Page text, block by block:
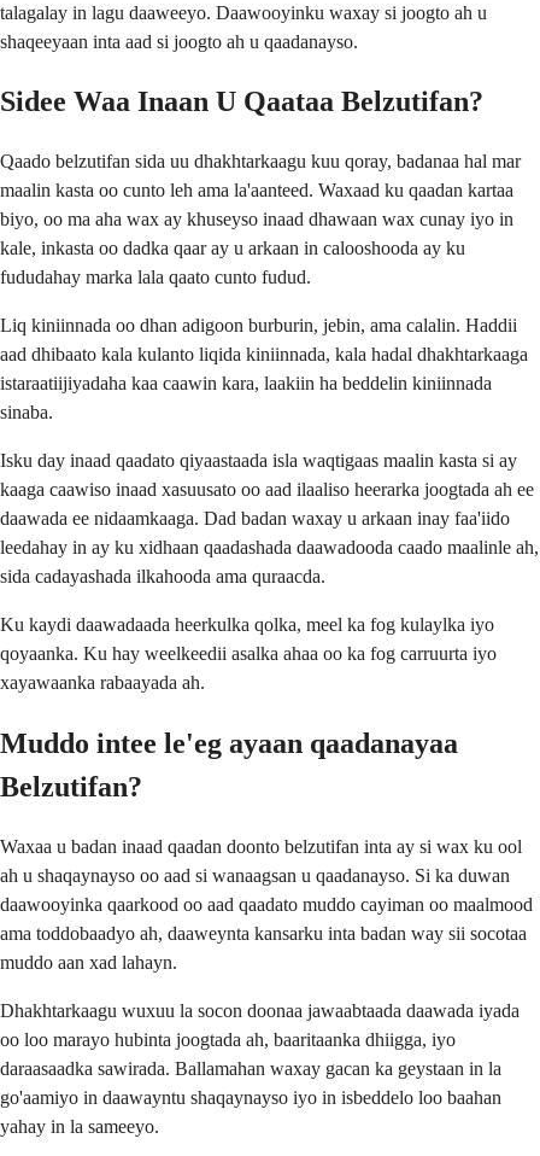
talagalay in lagu daaweeyo. Daawooyinku waxay si joogto ah u
shaqeeyaan inta aad si joogto ah u qaadanayso.
Sidee Waa Inaan U Qaataa Belzutifan?
Qaado belzutifan sida uu dhakhtarkaagu kuu qoray, badanaa hal mar
maalin kasta oo cunto leh ama la'aanteed. Waxaad ku qaadan kartaa
biyo, oo ma aha wax ay khuseyso inaad dhawaan wax cunay iyo in
kale, inkasta oo dadka qaar ay u arkaan in calooshooda ay ku
fududahay marka lala qaato cunto fudud.
Liq kiniinnada oo dhan adigoon burburin, jebin, ama calalin. Haddii
aad dhibaato kala kulanto liqida kiniinnada, kala hadal dhakhtarkaaga
istaraatiijiyadaha kaa caawin kara, laakiin ha beddelin kiniinnada
sinaba.
Isku day inaad qaadato qiyaastaada isla waqtigaas maalin kasta si ay
kaaga caawiso inaad xasuusato oo aad ilaaliso heerarka joogtada ah ee
daawada ee nidaamkaaga. Dad badan waxay u arkaan inay faa'iido
leedahay in ay ku xidhaan qaadashada daawadooda caado maalinle ah,
sida cadayashada ilkahooda ama quraacda.
Ku kaydi daawadaada heerkulka qolka, meel ka fog kulaylka iyo
qoyaanka. Ku hay weelkeedii asalka ahaa oo ka fog carruurta iyo
xayawaanka rabaayada ah.
Muddo intee le'eg ayaan qaadanayaa
Belzutifan?
Waxaa u badan inaad qaadan doonto belzutifan inta ay si wax ku ool
ah u shaqaynayso oo aad si wanaagsan u qaadanayso. Si ka duwan
daawooyinka qaarkood oo aad qaadato muddo cayiman oo maalmood
ama toddobaadyo ah, daaweynta kansarku inta badan way sii socotaa
muddo aan xad lahayn.
Dhakhtarkaagu wuxuu la socon doonaa jawaabtaada daawada iyada
oo loo marayo hubinta joogtada ah, baaritaanka dhiigga, iyo
daraasaadka sawirada. Ballamahan waxay gacan ka geystaan ​​in la
go'aamiyo in daawayntu shaqaynayso iyo in isbeddelo loo baahan
yahay in la sameeyo.